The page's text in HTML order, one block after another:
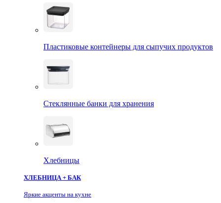
Пластиковые контейнеры для сыпучих продуктов
Стеклянные банки для хранения
Хлебницы
ХЛЕБНИЦА + БАК
Яркие акценты на кухне